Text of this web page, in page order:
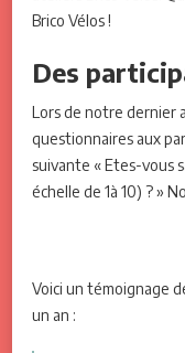
Brico Vélos !
Des
Lors de notre dernier
questionnaires aux
suivante « Etes-vous
échelle de 1à 10) ? »
Voici un témoignage
un an :